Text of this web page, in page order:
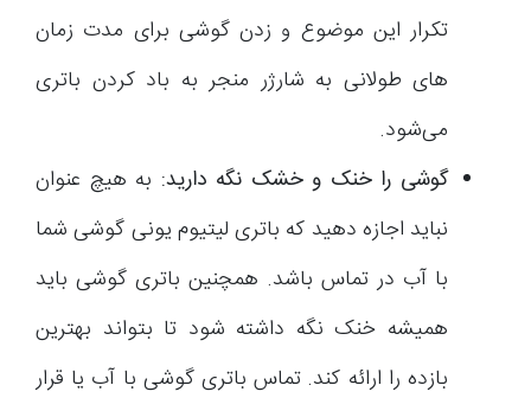
تکرار این موضوع و زدن گوشی برای مدت زمان
های طولانی به شارژر منجر به باد کردن باتری
می‌شود.
گوشی را خنک و خشک نگه دارید: به هیچ عنوان
نباید اجازه دهید که باتری لیتیوم یونی گوشی شما
با آب در تماس باشد. همچنین باتری گوشی باید
همیشه خنک نگه داشته شود تا بتواند بهترین
بازده را ارائه کند. تماس باتری گوشی با آب یا قرار